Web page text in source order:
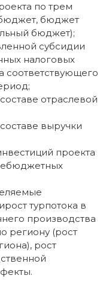
по трем
бюджет
бюджет);
субсидии
налоговых
соответствующего
отраслевой
выручки
проекта
турпотока в
производства
региону (рост
рост